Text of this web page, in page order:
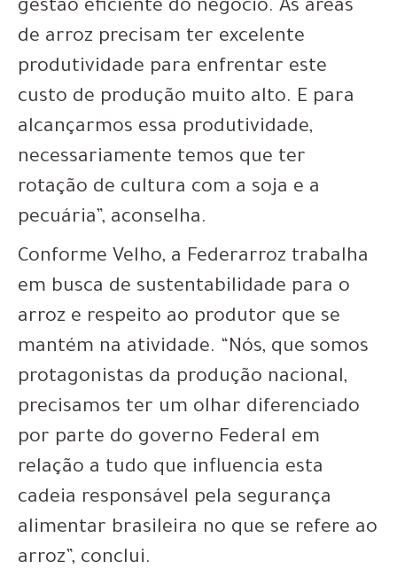
gestão eficiente do negócio. As áreas
de arroz precisam ter excelente
produtividade para enfrentar este
custo de produção muito alto. E para
alcançarmos essa produtividade,
necessariamente temos que ter
rotação de cultura com a soja e a
pecuária”, aconselha.
Conforme Velho, a Federarroz trabalha
em busca de sustentabilidade para o
arroz e respeito ao produtor que se
mantém na atividade. “Nós, que somos
protagonistas da produção nacional,
precisamos ter um olhar diferenciado
por parte do governo Federal em
relação a tudo que influencia esta
cadeia responsável pela segurança
alimentar brasileira no que se refere ao
arroz”, conclui.